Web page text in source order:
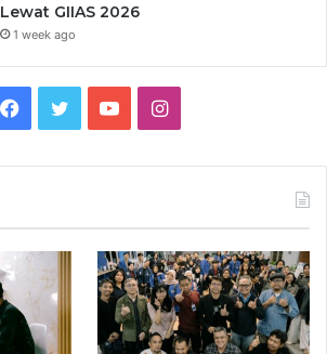
Lewat GIIAS 2026
1 week ago
Facebook
TwitterYouTubeInstagram